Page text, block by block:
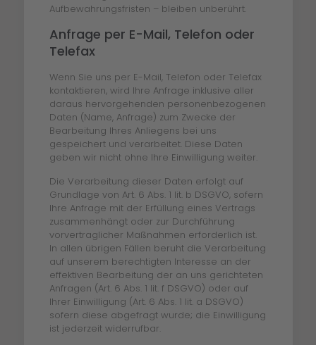
Aufbewahrungsfristen – bleiben unberührt.
Anfrage per E-Mail, Telefon oder
Telefax
Wenn Sie uns per E-Mail, Telefon oder Telefax
kontaktieren, wird Ihre Anfrage inklusive aller
daraus hervorgehenden personenbezogenen
Daten (Name, Anfrage) zum Zwecke der
Bearbeitung Ihres Anliegens bei uns
gespeichert und verarbeitet. Diese Daten
geben wir nicht ohne Ihre Einwilligung weiter.
Die Verarbeitung dieser Daten erfolgt auf
Grundlage von Art. 6 Abs. 1 lit. b DSGVO, sofern
Ihre Anfrage mit der Erfüllung eines Vertrags
zusammenhängt oder zur Durchführung
vorvertraglicher Maßnahmen erforderlich ist.
In allen übrigen Fällen beruht die Verarbeitung
auf unserem berechtigten Interesse an der
effektiven Bearbeitung der an uns gerichteten
Anfragen (Art. 6 Abs. 1 lit. f DSGVO) oder auf
Ihrer Einwilligung (Art. 6 Abs. 1 lit. a DSGVO)
sofern diese abgefragt wurde; die Einwilligung
ist jederzeit widerrufbar.